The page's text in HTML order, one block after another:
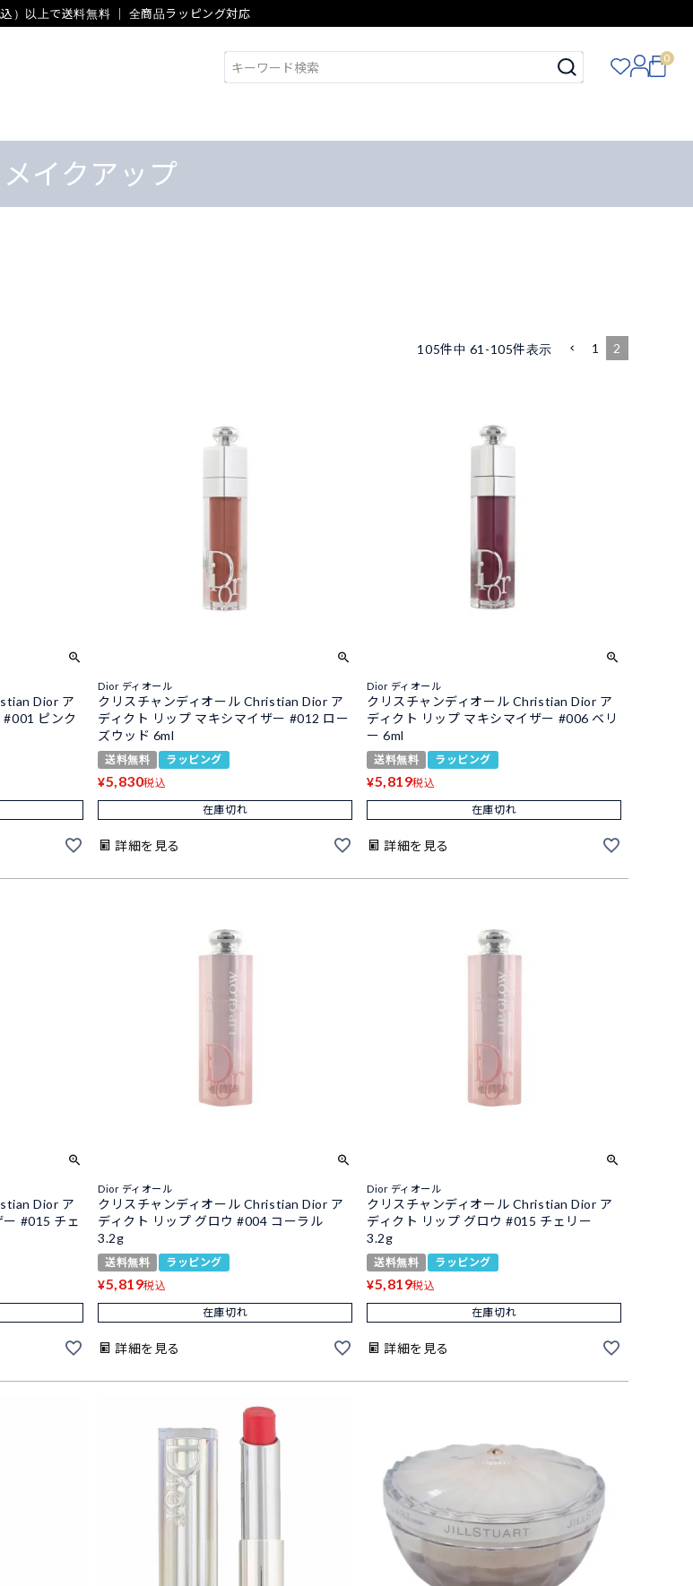
）以上で送料無料 ｜ 全商品ラッピング対応
0
メイクアップ
105件中 61 -105件表示 1 2
Dior ア
ピンク
Dior ディオール
クリスチャンディオール Christian Dior ア
ディクト リップ マキシマイザー #012 ロー
ズウッド 6ml
送料無料 ラッピング
¥5,830税込
在庫切れ
詳細を見る
Dior ディオール
クリスチャンディオール Christian Dior ア
ディクト リップ マキシマイザー #006 ベリ
ー 6ml
送料無料 ラッピング
¥5,819税込
在庫切れ
詳細を見る
Dior ア
#015 チェ
Dior ディオール
クリスチャンディオール Christian Dior ア
ディクト リップ グロウ #004 コーラル
3.2g
送料無料 ラッピング
¥5,819税込
在庫切れ
詳細を見る
Dior ディオール
クリスチャンディオール Christian Dior ア
ディクト リップ グロウ #015 チェリー
3.2g
送料無料 ラッピング
¥5,819税込
在庫切れ
詳細を見る